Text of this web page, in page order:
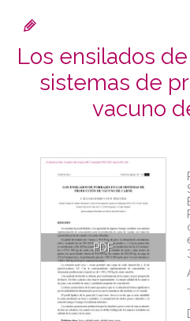
Los ensilados
sistemas de
vacuno
PDF